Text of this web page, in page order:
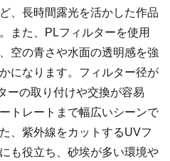
、長時間露光を活かした作品
また、PLフィルターを使用
空の青さや水面の透明感を強
になります。フィルター径が
ーの取り付けや交換が容易
トレートまで幅広いシーンで
、紫外線をカットするUVフ
も役立ち、砂埃が多い環境や